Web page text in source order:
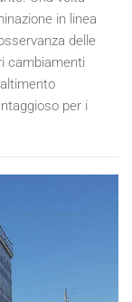
in linea
delle
cambiamenti
per i